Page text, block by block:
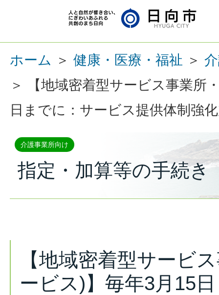
ホーム ＞ 健康・医療・福祉 ＞
＞ 【地域密着型サービス事業所
日までに：サービス提供体制強
介護事業所向け
指定・加算等の手続き
【地域密着型サービ
ービス)】毎年3月15